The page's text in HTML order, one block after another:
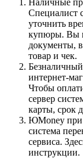
Специалист
уточнить
купюры. Вы
документы,
товар и чек.
интернет-
Чтобы
сервер
карты, срок
ЮMoney при
система
сервиса.
инструкции.